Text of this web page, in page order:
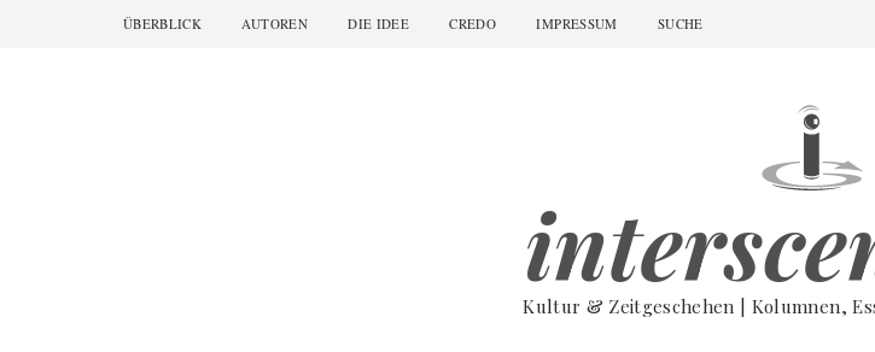
Main
ÜBERBLICK AUTOREN DIE IDEE CREDO IMPRESSUM SUCHE
Kultur & Zeitgeschehen | Kolumnen,